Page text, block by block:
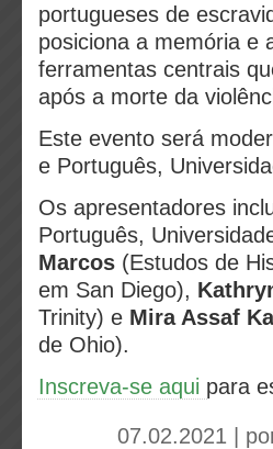
portugueses de
posiciona a memória e
ferramentas centrais
após a morte da
Este evento será
e Português,
Os apresentadores
Português,
Marcos (Estudos de
em San Diego),
Trinity) e Mira Assaf
de Ohio).
Inscreva-se aqui para
07.02.2021 |